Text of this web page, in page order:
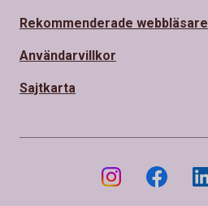
Rekommenderade webbläsare
Användarvillkor
Sajtkarta